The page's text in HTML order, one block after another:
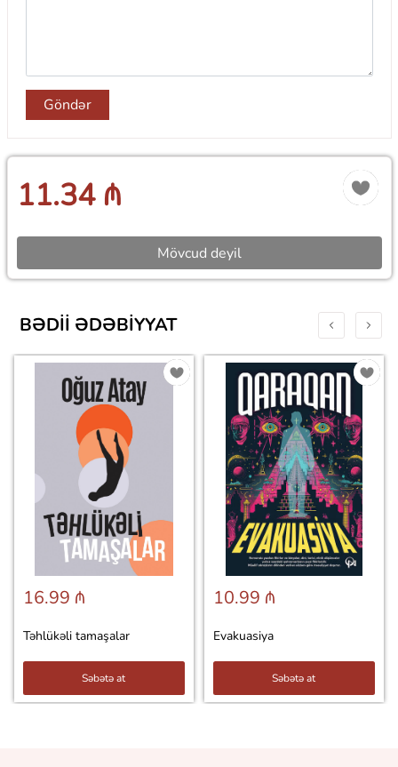
Göndər
11.34 ₼
Mövcud deyil
BƏDII ƏDƏBIYYAT
16.99 ₼
Təhlükəli tamaşalar
Səbətə at
10.99 ₼
Evakuasiya
Səbətə at